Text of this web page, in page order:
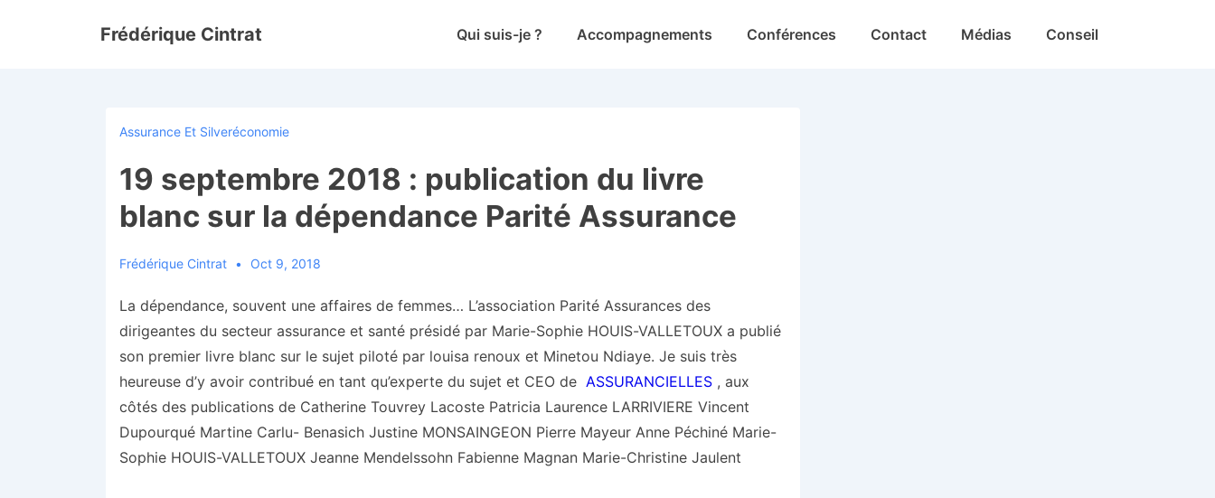
Frédérique Cintrat
MainQui suis-je ? Accompagnements Conférences Contact Médias Conseil
Assurance Et Silveréconomie
19 septembre 2018 : publication du livre
blanc sur la dépendance Parité Assurance
Frédérique Cintrat Oct 9, 2018
La dépendance, souvent une affaires de femmes… L’association Parité Assurances des
dirigeantes du secteur assurance et santé présidé par Marie-Sophie HOUIS-VALLETOUX a publié
son premier livre blanc sur le sujet piloté par louisa renoux et Minetou Ndiaye. Je suis très
heureuse d’y avoir contribué en tant qu’experte du sujet et CEO de ASSURANCIELLES , aux
côtés des publications de Catherine Touvrey Lacoste Patricia Laurence LARRIVIERE Vincent
Dupourqué Martine Carlu- Benasich Justine MONSAINGEON Pierre Mayeur Anne Péchiné Marie-
Sophie HOUIS-VALLETOUX Jeanne Mendelssohn Fabienne Magnan Marie-Christine Jaulent